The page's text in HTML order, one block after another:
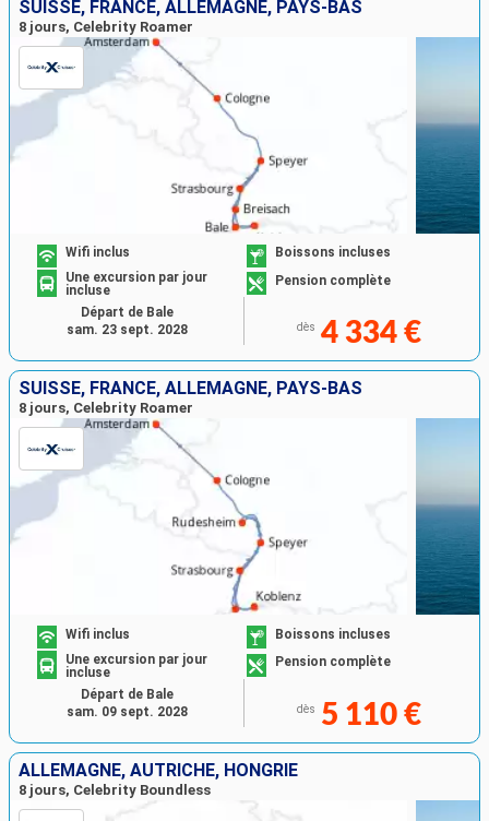
SUISSE, FRANCE, ALLEMAGNE, PAYS-BAS
8 jours, Celebrity Roamer
Wifi inclus
Boissons incluses
Une excursion par jour
incluse
Pension complète
dès 4 334 €
Départ de Bale
sam. 23 sept. 2028
SUISSE, FRANCE, ALLEMAGNE, PAYS-BAS
8 jours, Celebrity Roamer
Wifi inclus
Boissons incluses
Une excursion par jour
incluse
Pension complète
dès 5 110 €
Départ de Bale
sam. 09 sept. 2028
ALLEMAGNE, AUTRICHE, HONGRIE
8 jours, Celebrity Boundless